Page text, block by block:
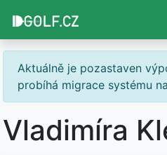
Aktuálně je pozastaven
probíhá migrace systému na
Vladimíra